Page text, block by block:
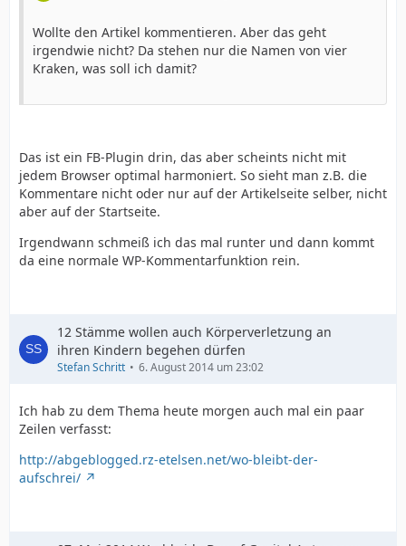
Wollte den Artikel kommentieren. Aber das geht
irgendwie nicht? Da stehen nur die Namen von vier
Kraken, was soll ich damit?
Das ist ein FB-Plugin drin, das aber scheints nicht mit
jedem Browser optimal harmoniert. So sieht man z.B. die
Kommentare nicht oder nur auf der Artikelseite selber, nicht
aber auf der Startseite.
Irgendwann schmeiß ich das mal runter und dann kommt
da eine normale WP-Kommentarfunktion rein.
12 Stämme wollen auch Körperverletzung an
ihren Kindern begehen dürfen
Stefan Schritt 6. August 2014 um 23:02
Ich hab zu dem Thema heute morgen auch mal ein paar
Zeilen verfasst:
http://abgeblogged.rz-etelsen.net/wo-bleibt-der-
aufschrei/